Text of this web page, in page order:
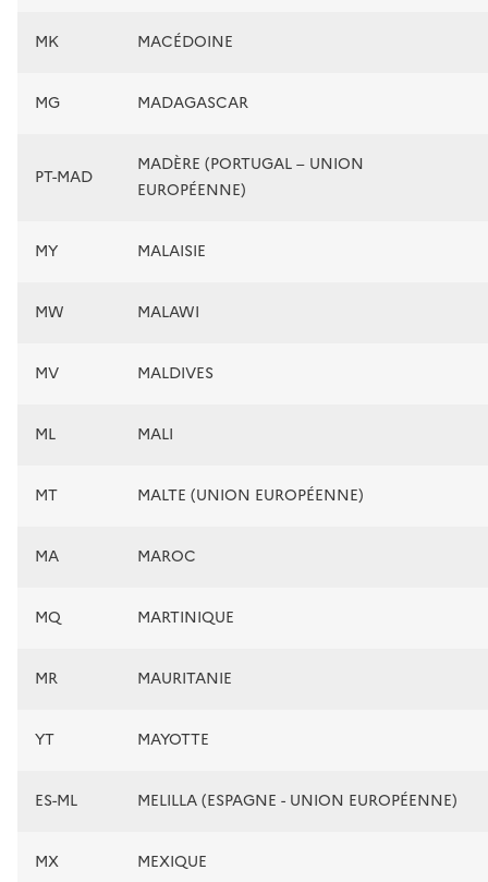
MK MACÉDOINE
MG MADAGASCAR
PT-MAD
MADÈRE (PORTUGAL – UNION
EUROPÉENNE)
MY MALAISIE
MW MALAWI
MV MALDIVES
ML MALI
MT MALTE (UNION EUROPÉENNE)
MA MAROC
MQ MARTINIQUE
MR MAURITANIE
YT MAYOTTE
ES-ML MELILLA (ESPAGNE - UNION EUROPÉENNE)
MX MEXIQUE